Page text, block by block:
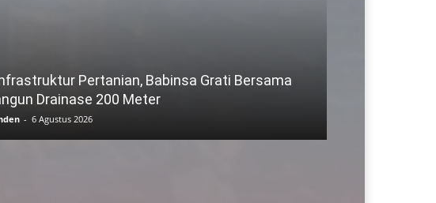
Pertanian, Babinsa Grati Bersama
Drainase 200 Meter
- 6 Agustus 2026